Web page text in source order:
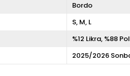
Bordo
S M L
%12 Likra %88
2025/2026